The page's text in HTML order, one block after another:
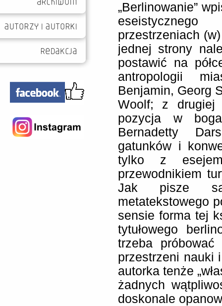
„Berlinowanie”
przestrzeniach
jednej strony
postawić na
antropologii
Benjamin, Georg
Woolf; z drugiej
pozycja w
Bernadetty
gatunków i
tylko z
przewodnikiem
Jak pisze
metatekstowego
sensie forma tej
tytułowego
trzeba
przestrzeni nauki
autorka tenże
żadnych
doskonale